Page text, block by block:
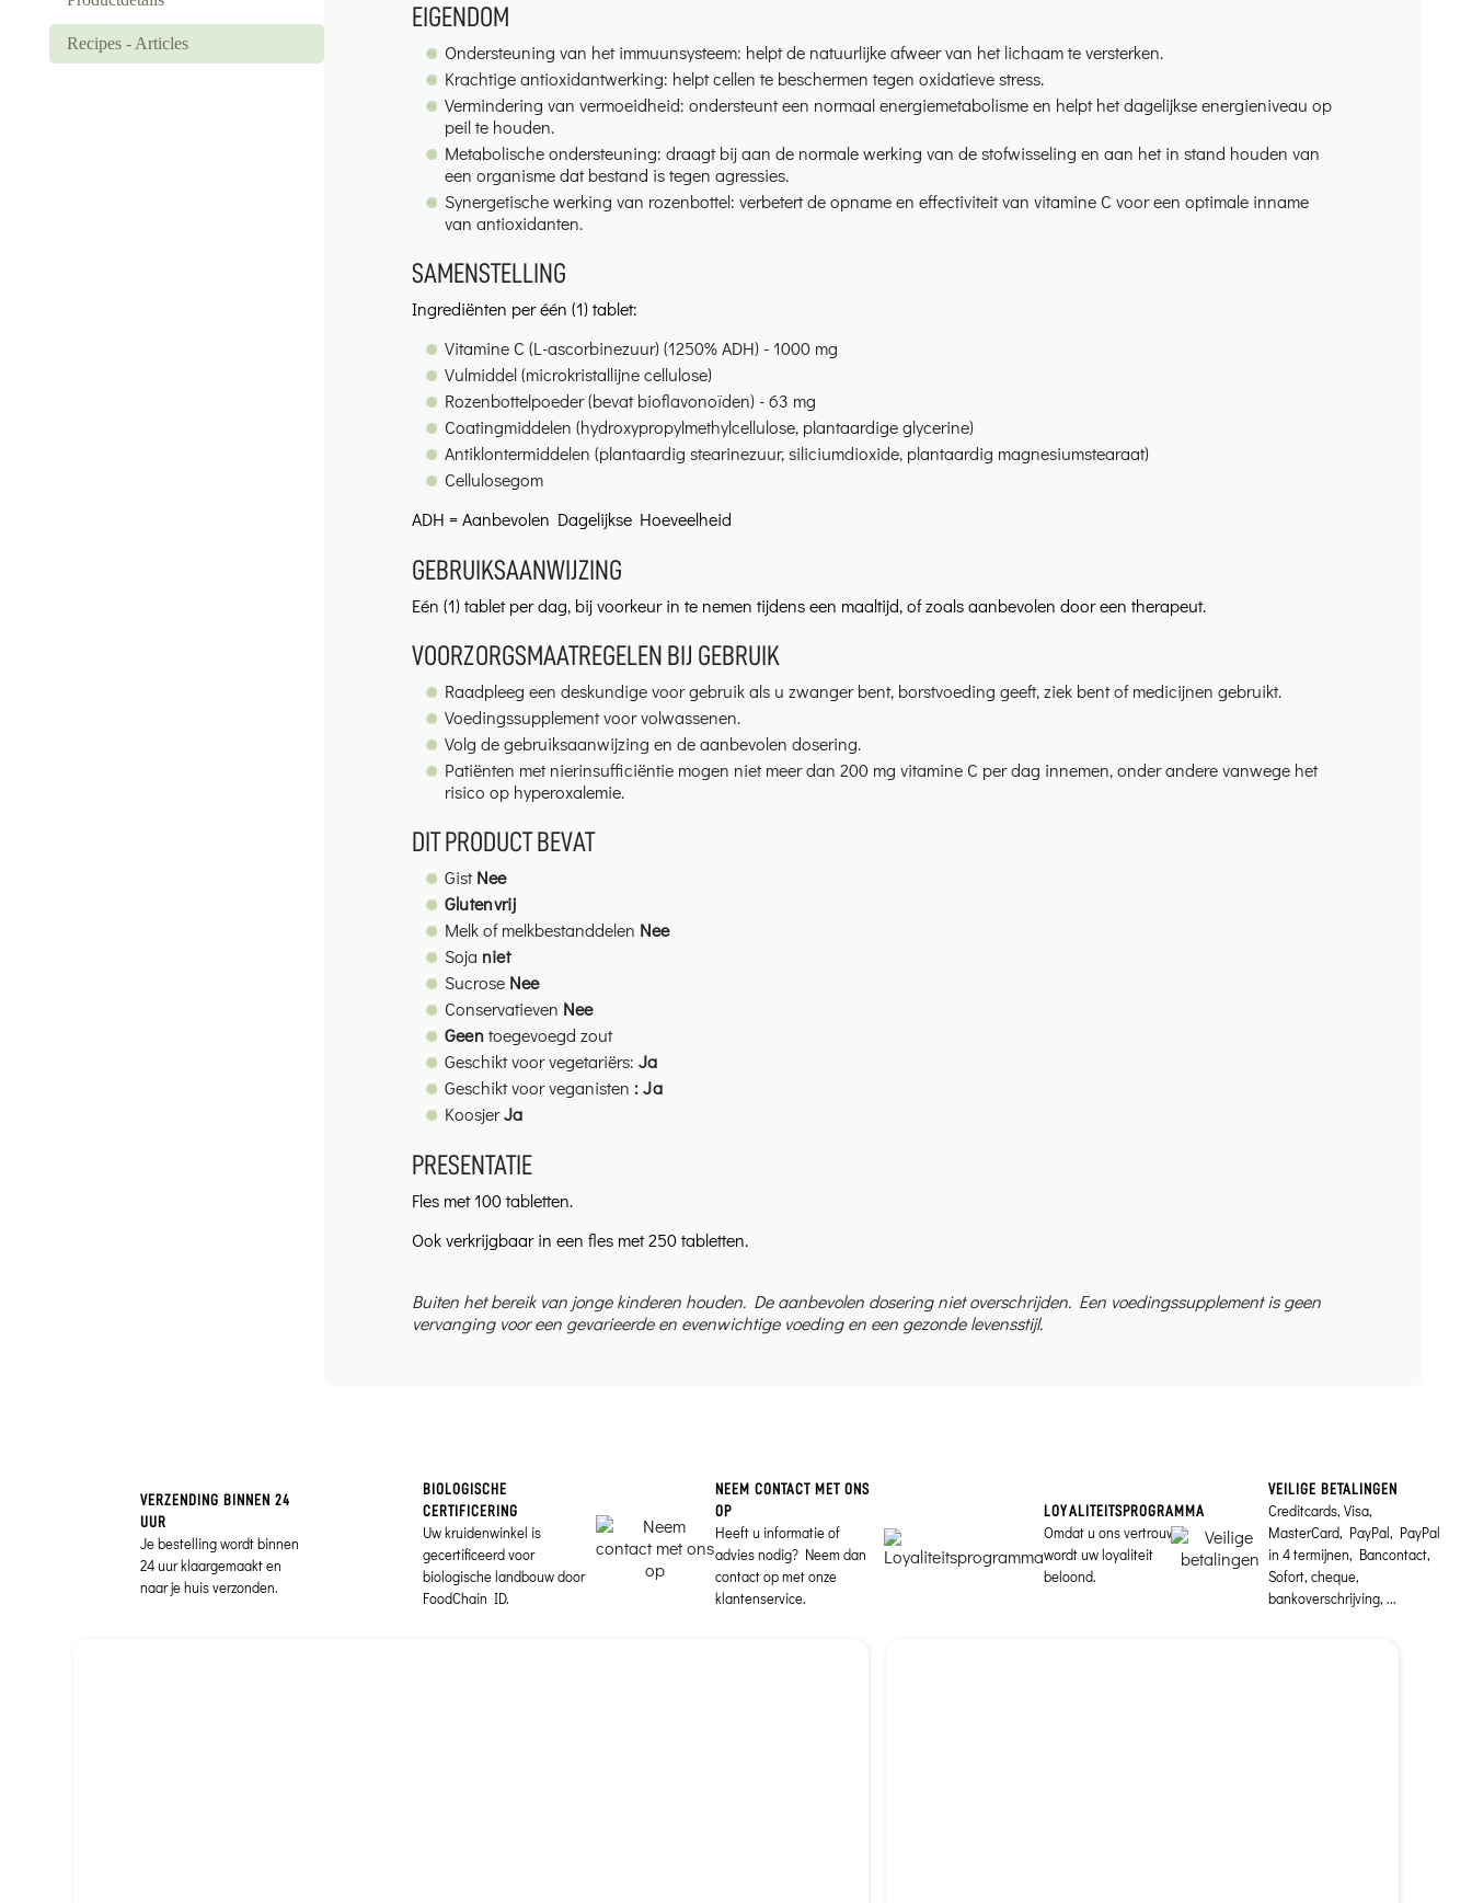
Recipes - Articles
EIGENDOM
Ondersteuning van het immuunsysteem: helpt de natuurlijke afweer van het lichaam te versterken.
Krachtige antioxidantwerking: helpt cellen te beschermen tegen oxidatieve stress.
Vermindering van vermoeidheid: ondersteunt een normaal energiemetabolisme en helpt het dagelijkse energieniveau op
peil te houden.
Metabolische ondersteuning: draagt bij aan de normale werking van de stofwisseling en aan het in stand houden van
een organisme dat bestand is tegen agressies.
Synergetische werking van rozenbottel: verbetert de opname en effectiviteit van vitamine C voor een optimale inname
van antioxidanten.
SAMENSTELLING
Ingrediënten per één (1) tablet:
Vitamine C (L-ascorbinezuur) (1250% ADH) - 1000 mg
Vulmiddel (microkristallijne cellulose)
Rozenbottelpoeder (bevat bioflavonoïden) - 63 mg
Coatingmiddelen (hydroxypropylmethylcellulose, plantaardige glycerine)
Antiklontermiddelen (plantaardig stearinezuur, siliciumdioxide, plantaardig magnesiumstearaat)
Cellulosegom
ADH = Aanbevolen Dagelijkse Hoeveelheid
GEBRUIKSAANWIJZING
Eén (1) tablet per dag, bij voorkeur in te nemen tijdens een maaltijd, of zoals aanbevolen door een therapeut.
VOORZORGSMAATREGELEN BIJ GEBRUIK
Raadpleeg een deskundige voor gebruik als u zwanger bent, borstvoeding geeft, ziek bent of medicijnen gebruikt.
Voedingssupplement voor volwassenen.
Volg de gebruiksaanwijzing en de aanbevolen dosering.
Patiënten met nierinsufficiëntie mogen niet meer dan 200 mg vitamine C per dag innemen, onder andere vanwege het
risico op hyperoxalemie.
DIT PRODUCT BEVAT
GistNee
Glutenvrij
Melk of melkbestanddelen Nee
Soja niet
Sucrose Nee
Conservatieven Nee
Geentoegevoegd zout
Geschikt voor vegetariërs: Ja
Geschikt voor veganisten : Ja
KoosjerJa
PRESENTATIE
Fles met 100 tabletten.
Ook verkrijgbaar in een fles met 250 tabletten.
Buiten het bereik van jonge kinderen houden. De aanbevolen dosering niet overschrijden. Een voedingssupplement is geen
vervanging voor een gevarieerde en evenwichtige voeding en een gezonde levensstijl.
VERZENDING BINNEN 24
UUR
Je bestelling wordt binnen
24 uur klaargemaakt en
naar je huis verzonden.
BIOLOGISCHE
CERTIFICERING
Uw kruidenwinkel is
gecertificeerd voor
biologische landbouw door
FoodChain ID.
NEEM CONTACT MET ONS
OP
Heeft u informatie of
advies nodig? Neem dan
contact op met onze
klantenservice.
LOYALITEITSPROGRAMMA
Omdat u ons vertrouwt,
wordt uw loyaliteit
beloond.
VEILIGE BETALINGEN
Creditcards, Visa,
MasterCard, PayPal, PayPal
in 4 termijnen, Bancontact,
Sofort, cheque,
bankoverschrijving, ...